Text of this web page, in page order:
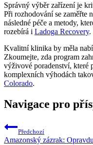
Správný výběr zařízení je
Při rozhodování se zaměřte
následné péče a metody,
rozebírá i Ladoga Recovery.
Kvalitní klinika by měla
Zkoumejte, zda program
výživové poradenství, které
komplexních výhodách
Colorado.
Navigace pro
Předchozí
Amazonský zázrak: